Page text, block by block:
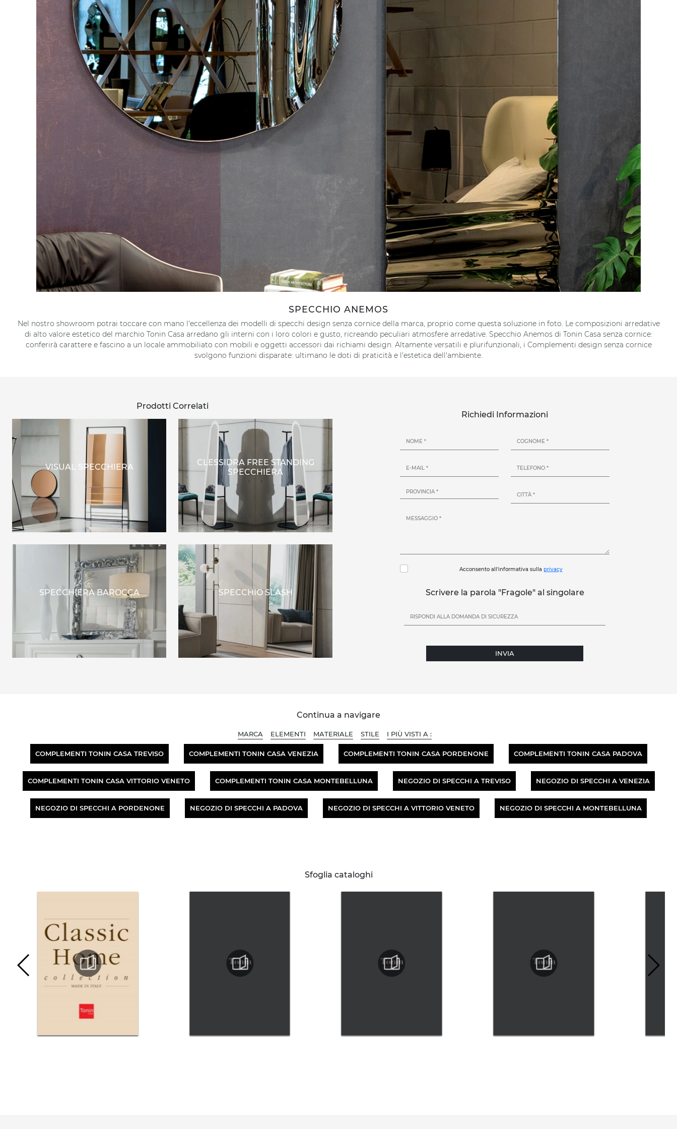
SPECCHIO ANEMOS
Nel nostro showroom potrai toccare con mano l'eccellenza dei modelli di specchi design senza cornice della marca, proprio come questa soluzione in foto. Le composizioni arredative
di alto valore estetico del marchio Tonin Casa arredano gli interni con i loro colori e gusto, ricreando peculiari atmosfere arredative. Specchio Anemos di Tonin Casa senza cornice:
conferirà carattere e fascino a un locale ammobiliato con mobili e oggetti accessori dai richiami design. Altamente versatili e plurifunzionali, i Complementi design senza cornice
svolgono funzioni disparate: ultimano le doti di praticità e l'estetica dell'ambiente.
Prodotti Correlati
VISUAL SPECCHIERA
CLESSIDRA FREE STANDING
SPECCHIERA
SPECCHIERA BAROCCA SPECCHIO SLASH
Richiedi Informazioni
Acconsento all'informativa sulla privacy
Scrivere la parola "Fragole" al singolare
INVIA
Continua a navigare
MARCA ELEMENTI MATERIALE STILE I PIÙ VISTI A :
COMPLEMENTI TONIN CASA TREVISO COMPLEMENTI TONIN CASA VENEZIA COMPLEMENTI TONIN CASA PORDENONE COMPLEMENTI TONIN CASA PADOVA
COMPLEMENTI TONIN CASA VITTORIO VENETO COMPLEMENTI TONIN CASA MONTEBELLUNA NEGOZIO DI SPECCHI A TREVISO NEGOZIO DI SPECCHI A VENEZIA
NEGOZIO DI SPECCHI A PORDENONE NEGOZIO DI SPECCHI A PADOVA NEGOZIO DI SPECCHI A VITTORIO VENETO NEGOZIO DI SPECCHI A MONTEBELLUNA
Sfoglia cataloghi